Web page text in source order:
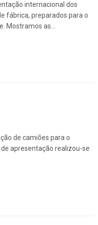
internacional dos
fábrica, preparados para o
Mostramos as...
de camiões para o
apresentação realizou-se